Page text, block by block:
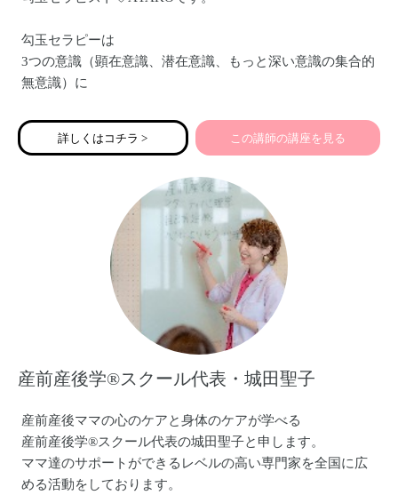
勾玉セラピーは
3つの意識（顕在意識、潜在意識、もっと深い意識の集合的
無意識）に
3つの意識にはそれぞれ扉があり、
本来のあなたが輝き始めます。
詳しくはコチラ > この講師の講座を見る
産前産後学®︎スクール代表・城田聖子
産前産後ママの心のケアと身体のケアが学べる
産前産後学®︎スクール代表の城田聖子と申します。
ママ達のサポートができるレベルの高い専門家を全国に広
める活動をしております。